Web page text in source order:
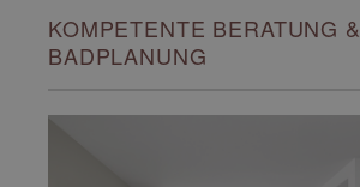
KOMPETENTE BERATUNG &
BADPLANUNG